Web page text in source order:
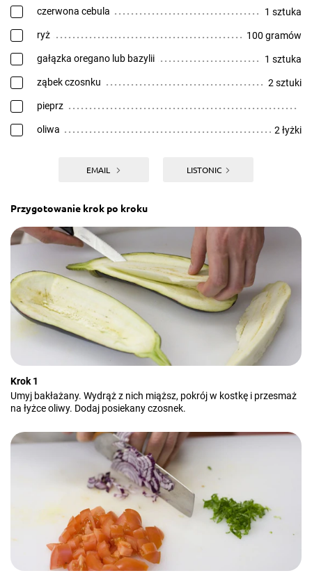
czerwona cebula 1 sztuka
ryż 100 gramów
gałązka oregano lub bazylii 1 sztuka
ząbek czosnku 2 sztuki
pieprz
oliwa 2 łyżki
EMAIL LISTONIC
Przygotowanie krok po kroku
Krok 1
Umyj bakłażany. Wydrąż z nich miąższ, pokrój w kostkę i przesmaż
na łyżce oliwy. Dodaj posiekany czosnek.